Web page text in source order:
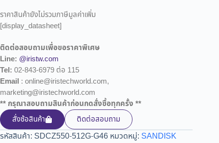
ราคาสินค้ายังไม่รวมภาษีมูลค่าเพิ่ม
[display_datasheet]
ติดต่อสอบถามเพื่อขอราคาพิเศษ
Line: @iristw.com
Tel: 02-843-6979 ต่อ 115
Email : online@iristechworld.com,
marketing@iristechworld.com
** กรุณาสอบถามสินค้าก่อนกดสั่งซื้อทุกครั้ง **
สั่งซ้อสินค้า
ติดต่อสอบถาม
รหัสสินค้า: SDCZ550-512G-G46 หมวดหมู่: SANDISK